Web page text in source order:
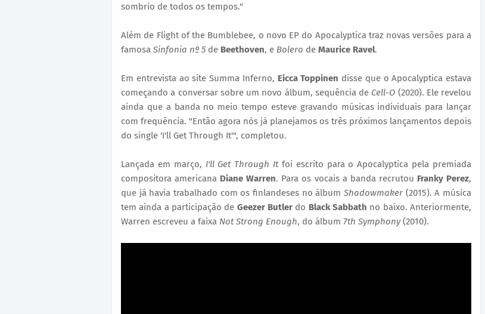
sombrio de todos os tempos."
Além de Flight of the Bumblebee, o novo EP do Apocalyptica traz novas versões para a
famosa Sinfonia nº 5 de Beethoven, e Bolero de Maurice Ravel.
Em entrevista ao site Summa Inferno, Eicca Toppinen disse que o Apocalyptica estava
começando a conversar sobre um novo álbum, sequência de Cell-O (2020). Ele revelou
ainda que a banda no meio tempo esteve gravando músicas individuais para lançar
com frequência. "Então agora nós já planejamos os três próximos lançamentos depois
do single 'I'll Get Through It'", completou.
Lançada em março, I'll Get Through It foi escrito para o Apocalyptica pela premiada
compositora americana Diane Warren. Para os vocais a banda recrutou Franky Perez,
que já havia trabalhado com os finlandeses no álbum Shadowmaker (2015). A música
tem ainda a participação de Geezer Butler do Black Sabbath no baixo. Anteriormente,
Warren escreveu a faixa Not Strong Enough, do álbum 7th Symphony(2010).